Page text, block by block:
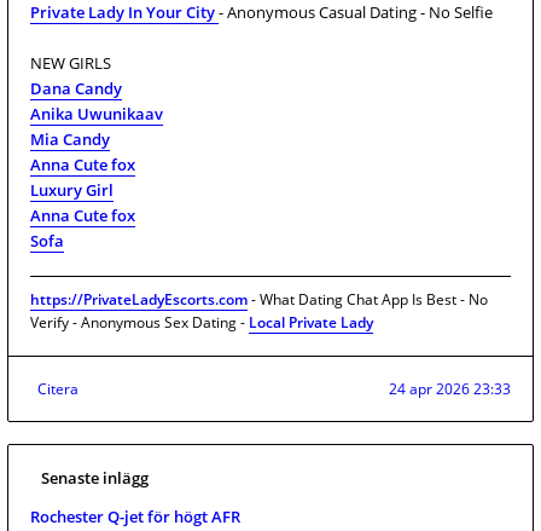
Private Lady In Your City- Anonymous Casual Dating - No Selfie
NEW GIRLS
Dana Candy
Anika Uwunikaav
Mia Candy
Anna Cute fox
Luxury Girl
Anna Cute fox
Sofa
https://PrivateLadyEscorts.com- What Dating Chat App Is Best - No
Verify - Anonymous Sex Dating - Local Private Lady
Citera 24 apr 2026 23:33
Senaste inlägg
Rochester Q-jet för högt AFR